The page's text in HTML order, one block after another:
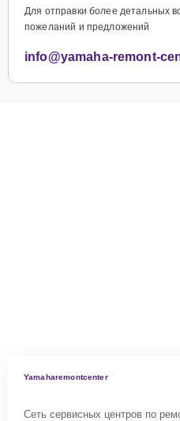
Для отправки более детальных
пожеланий и предложений
info@yamaha-remont-
Yamaharemontcenter
Сеть сервисных центров по